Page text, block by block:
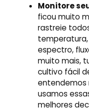
Monitore
ficou muito
rastreie
espectro,
muito mais,
cultivo fácil
entendemos
usamos
melhores